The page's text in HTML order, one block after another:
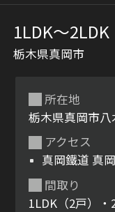
シャーメゾンとは
1LDK〜2LDK
栃木県真岡市
所在地
栃木県真岡市八
アクセス
真岡鐵道 真
間取り
1LDK（2戸）・